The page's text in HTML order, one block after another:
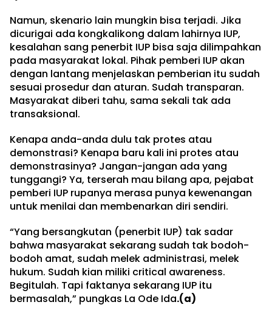
Namun, skenario lain mungkin bisa terjadi. Jika
dicurigai ada kongkalikong dalam lahirnya IUP,
kesalahan sang penerbit IUP bisa saja dilimpahkan
pada masyarakat lokal. Pihak pemberi IUP akan
dengan lantang menjelaskan pemberian itu sudah
sesuai prosedur dan aturan. Sudah transparan.
Masyarakat diberi tahu, sama sekali tak ada
transaksional.
Kenapa anda-anda dulu tak protes atau
demonstrasi? Kenapa baru kali ini protes atau
demonstrasinya? Jangan-jangan ada yang
tunggangi? Ya, terserah mau bilang apa, pejabat
pemberi IUP rupanya merasa punya kewenangan
untuk menilai dan membenarkan diri sendiri.
“Yang bersangkutan (penerbit IUP) tak sadar
bahwa masyarakat sekarang sudah tak bodoh-
bodoh amat, sudah melek administrasi, melek
hukum. Sudah kian miliki critical awareness.
Begitulah. Tapi faktanya sekarang IUP itu
bermasalah,” pungkas La Ode Ida.(a)